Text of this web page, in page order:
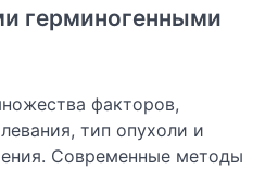
герминогенными
факторов,
тип опухоли и
Современные методы